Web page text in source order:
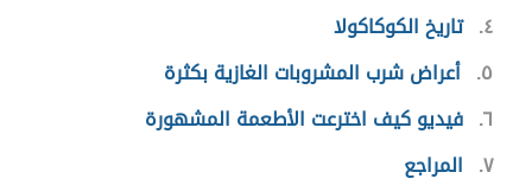
٤ تاريخ الكوكاكولا
٥ أعراض شرب المشروبات الغازية بكثرة
٦ فيديو كيف اخترعت الأطعمة المشهورة
٧ المراجع